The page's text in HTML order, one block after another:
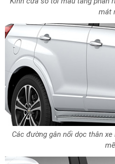
mát
Các đường gân nổi dọc thân